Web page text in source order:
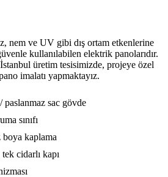
nem ve UV gibi dış ortam etkenlerine
kullanılabilen elektrik panolarıdır.
üretim tesisimizde, projeye özel
imalatı yapmaktayız.
sac gövde
sınıfı
kaplama
cidarlı kapı